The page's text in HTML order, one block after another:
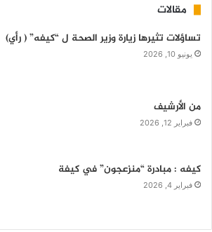
مقالات
تساؤلات تثيرها زيارة وزير الصحة ل “كيفه” ( رأي)
يونيو 10, 2026
من الأرشيف
فبراير 12, 2026
كيفه : مبادرة “منزعجون” في كيفة
فبراير 4, 2026